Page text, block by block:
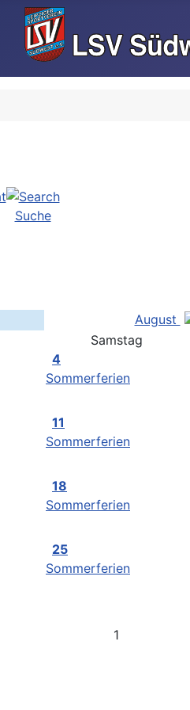
Suche
August
Samstag
4
Sommerferien
11
Sommerferien
18
Sommerferien
25
Sommerferien
1